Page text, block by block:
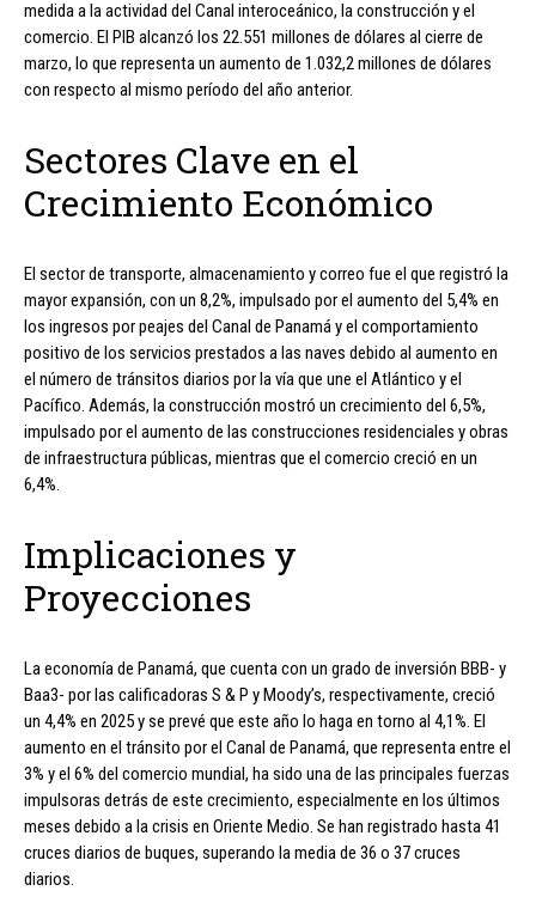
medida a la actividad del Canal interoceánico, la construcción y el
comercio. El PIB alcanzó los 22.551 millones de dólares al cierre de
marzo, lo que representa un aumento de 1.032,2 millones de dólares
con respecto al mismo período del año anterior.
Sectores Clave en el
Crecimiento Económico
El sector de transporte, almacenamiento y correo fue el que registró la
mayor expansión, con un 8,2%, impulsado por el aumento del 5,4% en
los ingresos por peajes del Canal de Panamá y el comportamiento
positivo de los servicios prestados a las naves debido al aumento en
el número de tránsitos diarios por la vía que une el Atlántico y el
Pacífico. Además, la construcción mostró un crecimiento del 6,5%,
impulsado por el aumento de las construcciones residenciales y obras
de infraestructura públicas, mientras que el comercio creció en un
6,4%.
Implicaciones y
Proyecciones
La economía de Panamá, que cuenta con un grado de inversión BBB- y
Baa3- por las calificadoras S & P y Moody’s, respectivamente, creció
un 4,4% en 2025 y se prevé que este año lo haga en torno al 4,1%. El
aumento en el tránsito por el Canal de Panamá, que representa entre el
3% y el 6% del comercio mundial, ha sido una de las principales fuerzas
impulsoras detrás de este crecimiento, especialmente en los últimos
meses debido a la crisis en Oriente Medio. Se han registrado hasta 41
cruces diarios de buques, superando la media de 36 o 37 cruces
diarios.